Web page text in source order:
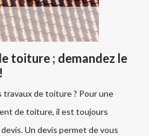
toiture ; demandez le
travaux de toiture ? Pour une
de toiture, il est toujours
Un devis permet de vous